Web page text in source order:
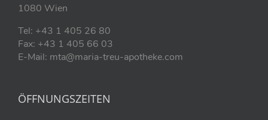
1080 Wien
Tel: +43 1 405 26 80
Fax: +43 1 405 66 03
E-Mail: mta@maria-treu-apotheke.com
ÖFFNUNGSZEITEN